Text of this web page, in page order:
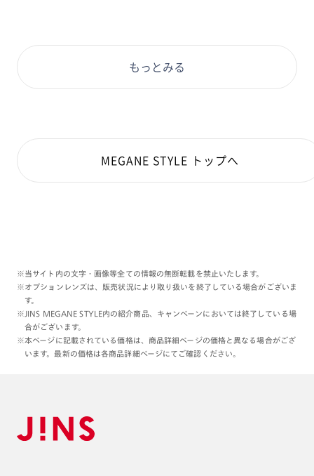
もっとみる
MEGANE STYLE トップへ
※当サイト内の文字・画像等全ての情報の無断転載を禁止いたします。
※オプションレンズは、販売状況により取り扱いを終了している場合がございま
す。
※JINS MEGANE STYLE内の紹介商品、キャンペーンにおいては終了している場
合がございます。
※本ページに記載されている価格は、商品詳細ページの価格と異なる場合がござ
います。最新の価格は各商品詳細ページにてご確認ください。